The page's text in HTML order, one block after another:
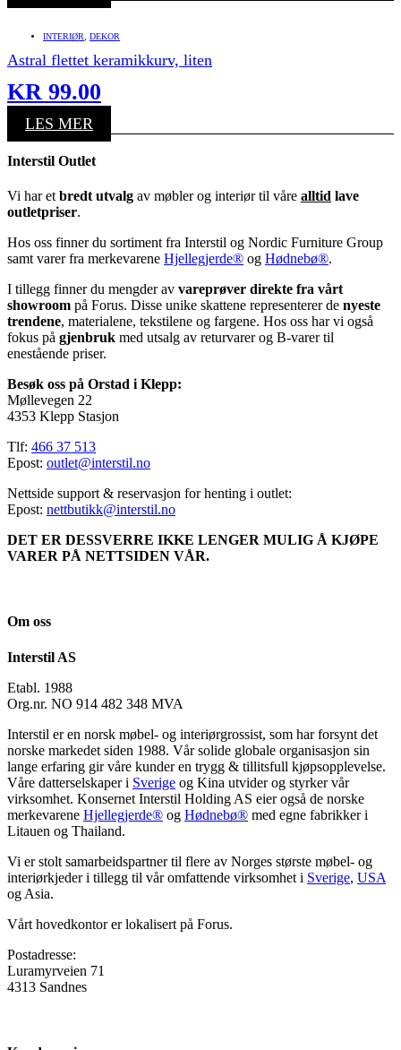
INTERIØR DEKOR
Astral flettet keramikkurv, liten
KR 99.00
LES MER
Interstil Outlet
Vi har et bredt utvalg av møbler og interiør til våre alltid lave
outletpriser.
Hos oss finner du sortiment fra Interstil og Nordic Furniture Group
samt varer fra merkevarene Hjellegjerde® og Hødnebø®.
I tillegg finner du mengder av vareprøver direkte fra vårt
showroom på Forus. Disse unike skattene representerer de nyeste
trendene, materialene, tekstilene og fargene. Hos oss har vi også
fokus på gjenbruk med utsalg av returvarer og B-varer til
enestående priser.
Besøk oss på Orstad i Klepp:
Møllevegen 22
4353 Klepp Stasjon
Tlf: 466 37 513
Epost: outlet@interstil.no
Nettside support & reservasjon for henting i outlet:
Epost: nettbutikk@interstil.no
DET ER DESSVERRE IKKE LENGER MULIG Å KJØPE
VARER PÅ NETTSIDEN VÅR.
Om oss
Interstil AS
Etabl. 1988
Org.nr. NO 914 482 348 MVA
Interstil er en norsk møbel- og interiørgrossist, som har forsynt det
norske markedet siden 1988. Vår solide globale organisasjon sin
lange erfaring gir våre kunder en trygg & tillitsfull kjøpsopplevelse.
Våre datterselskaper i Sverige og Kina utvider og styrker vår
virksomhet. Konsernet Interstil Holding AS eier også de norske
merkevarene Hjellegjerde® og Hødnebø® med egne fabrikker i
Litauen og Thailand.
Vi er stolt samarbeidspartner til flere av Norges største møbel- og
interiørkjeder i tillegg til vår omfattende virksomhet i Sverige, USA
og Asia.
Vårt hovedkontor er lokalisert på Forus.
Postadresse:
Luramyrveien 71
4313 Sandnes